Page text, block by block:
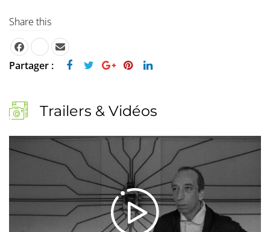
Share this
Partager :
Trailers & Vidéos